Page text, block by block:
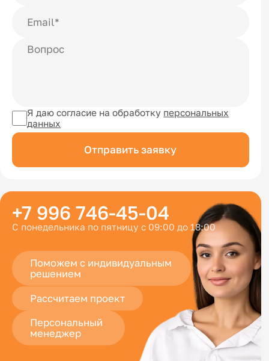
Я даю согласие на обработку персональных
данных
Отправить заявку
+7 996 746-45-04
С понедельника по пятницу с 09:00 до 18:00
Поможем с индивидуальным
решением
Рассчитаем проект
Персональный
менеджер